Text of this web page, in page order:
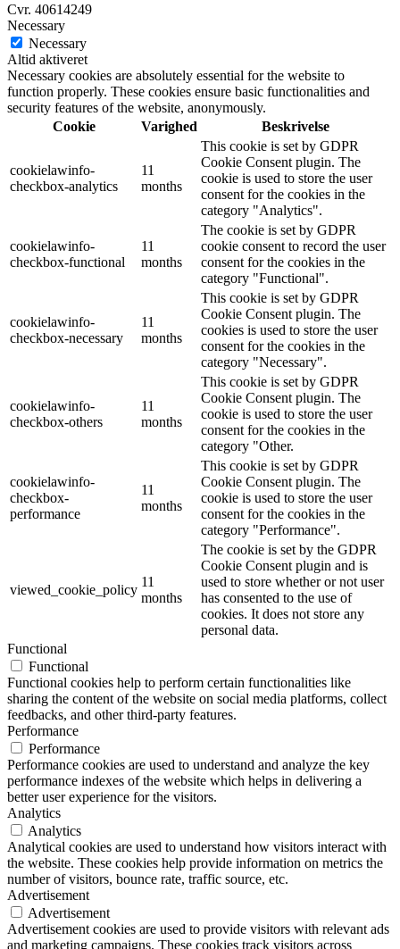
Cvr. 40614249
Necessary
Necessary
Altid aktiveret
Necessary cookies are absolutely essential for the website to
function properly. These cookies ensure basic functionalities and
security features of the website, anonymously.
Cookie
Varighed Beskrivelse
cookielawinfo-
checkbox-analytics
11
months
This cookie is set by GDPR
Cookie Consent plugin. The
cookie is used to store the user
consent for the cookies in the
category "Analytics".
cookielawinfo-
checkbox-functional
11
months
The cookie is set by GDPR
cookie consent to record the user
consent for the cookies in the
category "Functional".
cookielawinfo-
checkbox-necessary
11
months
This cookie is set by GDPR
Cookie Consent plugin. The
cookies is used to store the user
consent for the cookies in the
category "Necessary".
cookielawinfo-
checkbox-others
11
months
This cookie is set by GDPR
Cookie Consent plugin. The
cookie is used to store the user
consent for the cookies in the
category "Other.
cookielawinfo-
checkbox-
performance
11
months
This cookie is set by GDPR
Cookie Consent plugin. The
cookie is used to store the user
consent for the cookies in the
category "Performance".
viewed_cookie_policy
11
months
The cookie is set by the GDPR
Cookie Consent plugin and is
used to store whether or not user
has consented to the use of
cookies. It does not store any
personal data.
Functional
Functional
Functional cookies help to perform certain functionalities like
sharing the content of the website on social media platforms, collect
feedbacks, and other third-party features.
Performance
Performance
Performance cookies are used to understand and analyze the key
performance indexes of the website which helps in delivering a
better user experience for the visitors.
Analytics
Analytics
Analytical cookies are used to understand how visitors interact with
the website. These cookies help provide information on metrics the
number of visitors, bounce rate, traffic source, etc.
Advertisement
Advertisement
Advertisement cookies are used to provide visitors with relevant ads
and marketing campaigns. These cookies track visitors across